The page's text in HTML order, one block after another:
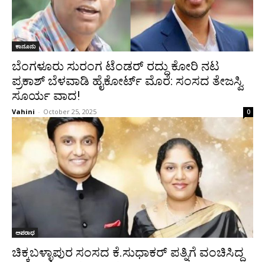
ಕಾನೂನು
ಬೆಂಗಳೂರು ಸುರಂಗ ಟೆಂಡರ್ ರದ್ದು ಕೋರಿ ನಟ
ಪ್ರಕಾಶ್ ಬೆಳವಾಡಿ ಹೈಕೋರ್ಟ್ ಮೊರೆ: ಸಂಸದ ತೇಜಸ್ವಿ
ಸೂರ್ಯ ವಾದ!
Vahini - October 25, 2025 0
ಅಪರಾಧ
ಚಿಕ್ಕಬಳ್ಳಾಪುರ ಸಂಸದ ಕೆ.ಸುಧಾಕರ್ ಪತ್ನಿಗೆ ವಂಚಿಸಿದ್ದ